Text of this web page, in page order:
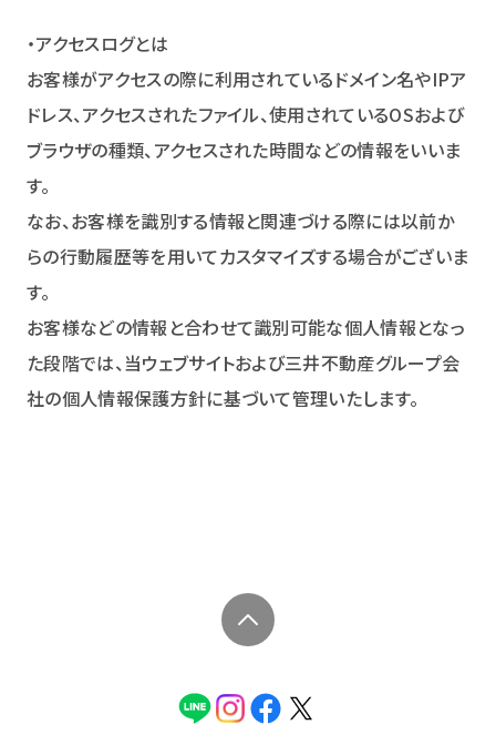
・アクセスログとは
お客様がアクセスの際に利用されているドメイン名やIPア
ドレス、アクセスされたファイル、使用されているOSおよび
ブラウザの種類、アクセスされた時間などの情報をいいま
す。
なお、お客様を識別する情報と関連づける際には以前か
らの行動履歴等を用いてカスタマイズする場合がございま
す。
お客様などの情報と合わせて識別可能な個人情報となっ
た段階では、当ウェブサイトおよび三井不動産グループ会
社の個人情報保護方針に基づいて管理いたします。